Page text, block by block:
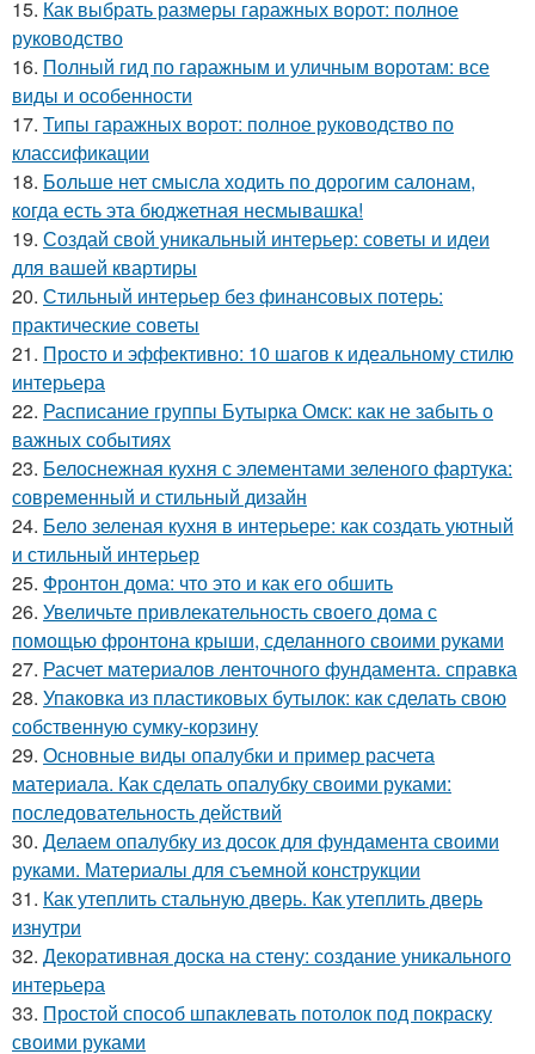
15. Как выбрать размеры гаражных ворот: полное
руководство
16. Полный гид по гаражным и уличным воротам: все
виды и особенности
17. Типы гаражных ворот: полное руководство по
классификации
18. Больше нет смысла ходить по дорогим салонам,
когда есть эта бюджетная несмывашка!
19. Создай свой уникальный интерьер: советы и идеи
для вашей квартиры
20. Стильный интерьер без финансовых потерь:
практические советы
21. Просто и эффективно: 10 шагов к идеальному стилю
интерьера
22. Расписание группы Бутырка Омск: как не забыть о
важных событиях
23. Белоснежная кухня с элементами зеленого фартука:
современный и стильный дизайн
24. Бело зеленая кухня в интерьере: как создать уютный
и стильный интерьер
25. Фронтон дома: что это и как его обшить
26. Увеличьте привлекательность своего дома с
помощью фронтона крыши, сделанного своими руками
27. Расчет материалов ленточного фундамента. справка
28. Упаковка из пластиковых бутылок: как сделать свою
собственную сумку-корзину
29. Основные виды опалубки и пример расчета
материала. Как сделать опалубку своими руками:
последовательность действий
30. Делаем опалубку из досок для фундамента своими
руками. Материалы для съемной конструкции
31. Как утеплить стальную дверь. Как утеплить дверь
изнутри
32. Декоративная доска на стену: создание уникального
интерьера
33. Простой способ шпаклевать потолок под покраску
своими руками